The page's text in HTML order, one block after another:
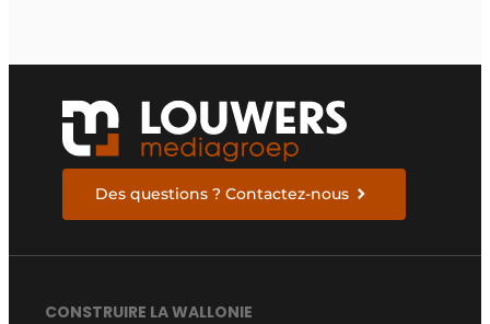
Des questions ? Contactez-nous
CONSTRUIRE LA WALLONIE